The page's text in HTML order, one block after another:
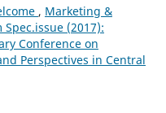
, Marketing &
(2017):
Conference on
Perspectives in Central